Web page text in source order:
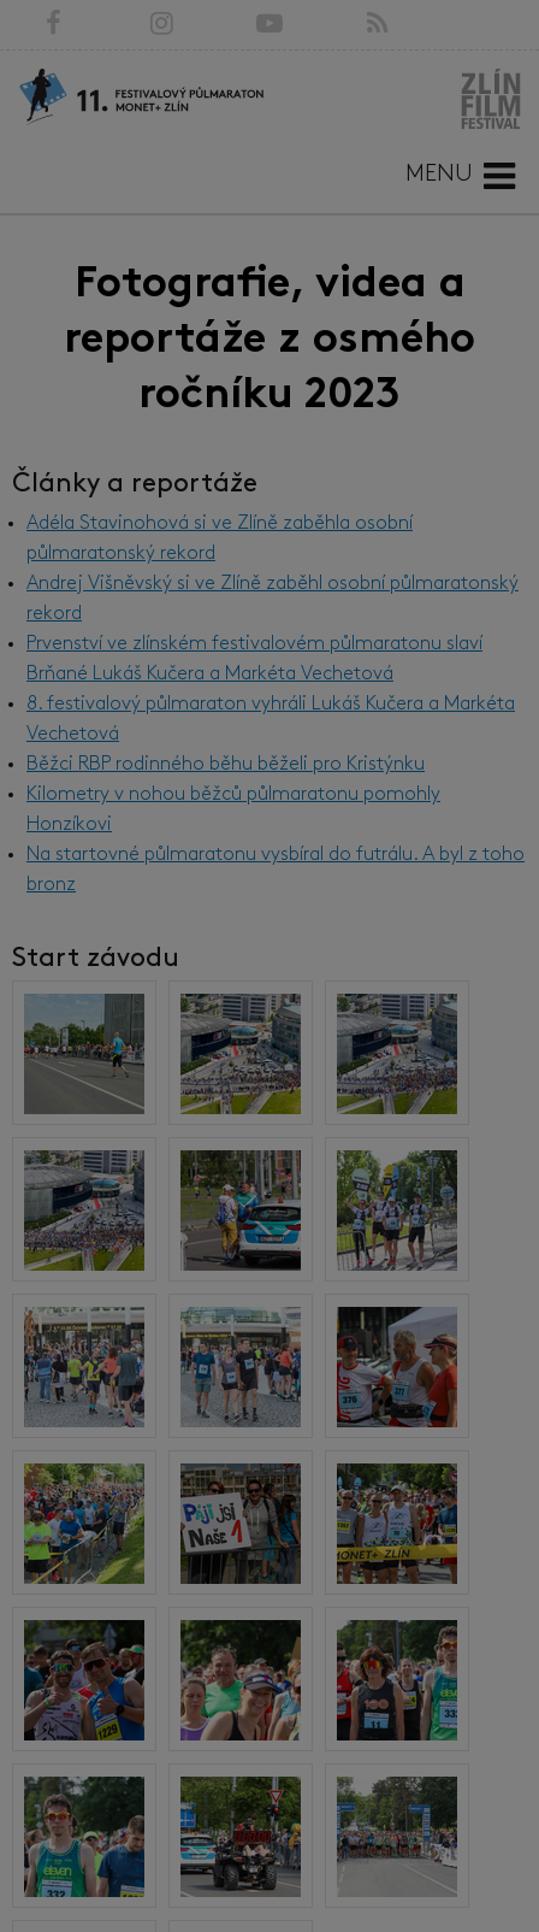
MENU
Fotografie, videa a
reportáže z osmého
ročníku 2023
Články a reportáže
Adéla Stavinohová si ve Zlíně zaběhla osobní
půlmaratonský rekord
Andrej Višněvský si ve Zlíně zaběhl osobní půlmaratonský
rekord
Prvenství ve zlínském festivalovém půlmaratonu slaví
Brňané Lukáš Kučera a Markéta Vechetová
8. festivalový půlmaraton vyhráli Lukáš Kučera a Markéta
Vechetová
Běžci RBP rodinného běhu běželi pro Kristýnku
Kilometry v nohou běžců půlmaratonu pomohly
Honzíkovi
Na startovné půlmaratonu vysbíral do futrálu. A byl z toho
bronz
Start závodu